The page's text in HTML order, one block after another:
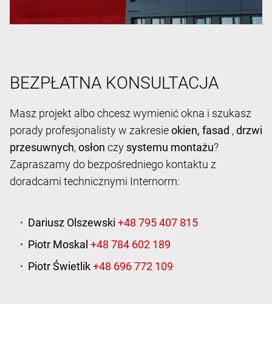
BEZPŁATNA KONSULTACJA
Masz projekt albo chcesz wymienić okna i szukasz
porady profesjonalisty w zakresieokien, fasad ,drzwi
przesuwnych,osłon czy systemu montażu?
Zapraszamy do bezpośredniego kontaktu z
doradcami technicznymi Internorm:
Dariusz Olszewski
Piotr Moskal
Piotr Świetlik